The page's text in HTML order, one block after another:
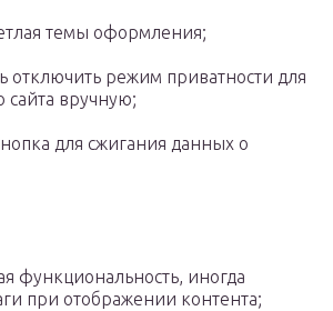
темы оформления;
отключить режим приватности для
сайта вручную;
для сжигания данных о
функциональность, иногда
при отображении контента;